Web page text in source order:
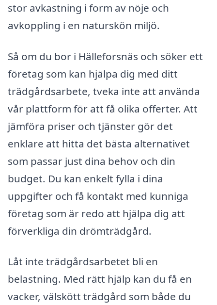
stor avkastning i form av nöje och
avkoppling i en naturskön miljö.
Så om du bor i Hälleforsnäs och söker ett
företag som kan hjälpa dig med ditt
trädgårdsarbete, tveka inte att använda
vår plattform för att få olika offerter. Att
jämföra priser och tjänster gör det
enklare att hitta det bästa alternativet
som passar just dina behov och din
budget. Du kan enkelt fylla i dina
uppgifter och få kontakt med kunniga
företag som är redo att hjälpa dig att
förverkliga din drömträdgård.
Låt inte trädgårdsarbetet bli en
belastning. Med rätt hjälp kan du få en
vacker, välskött trädgård som både du